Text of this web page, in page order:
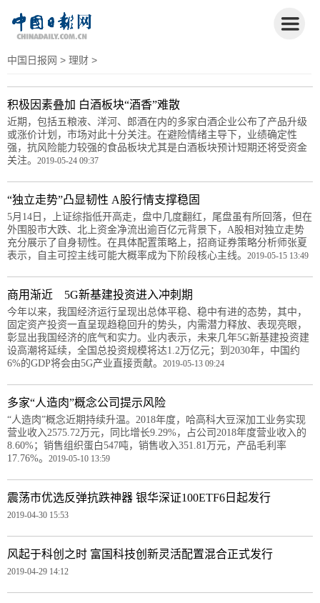
中国日报网 > 理财 >
积极因素叠加 白酒板块“酒香”难散
近期，包括五粮液、洋河、郎酒在内的多家白酒企业公布了产品升级
或涨价计划，市场对此十分关注。在避险情绪主导下，业绩确定性
强，抗风险能力较强的食品板块尤其是白酒板块预计短期还将受资金
关注。 2019-05-24 09:37
“独立走势”凸显韧性 A股行情支撑稳固
5月14日，上证综指低开高走，盘中几度翻红，尾盘虽有所回落，但在
外围股市大跌、北上资金净流出逾百亿元背景下，A股相对独立走势
充分展示了自身韧性。在具体配置策略上，招商证券策略分析师张夏
表示，自主可控主线可能大概率成为下阶段核心主线。 2019-05-15 13:49
商用渐近 5G新基建投资进入冲刺期
今年以来，我国经济运行呈现出总体平稳、稳中有进的态势，其中，
固定资产投资一直呈现趋稳回升的势头，内需潜力释放、表现亮眼，
彰显出我国经济的底气和实力。业内表示，未来几年5G新基建投资建
设高潮将延续，全国总投资规模将达1.2万亿元；到2030年，中国约
6%的GDP将会由5G产业直接贡献。 2019-05-13 09:24
多家“人造肉”概念公司提示风险
“人造肉”概念近期持续升温。2018年度，哈高科大豆深加工业务实现
营业收入2575.72万元，同比增长9.29%，占公司2018年度营业收入的
8.60%；销售组织蛋白547吨，销售收入351.81万元，产品毛利率
17.76%。 2019-05-10 13:59
震荡市优选反弹抗跌神器 银华深证100ETF6日起发行
2019-04-30 15:53
风起于科创之时 富国科技创新灵活配置混合正式发行
2019-04-29 14:12